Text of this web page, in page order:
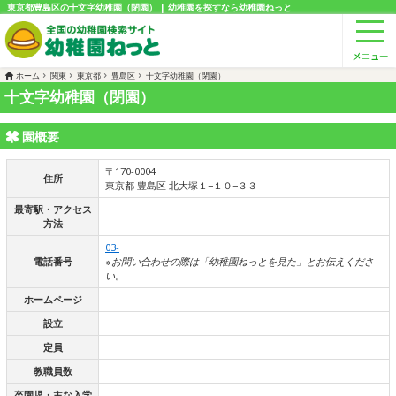
東京都豊島区の十文字幼稚園（閉園） | 幼稚園を探すなら幼稚園ねっと
ホーム 関東 東京都 豊島区 十文字幼稚園（閉園）
十文字幼稚園（閉園）
園概要
住所
〒170-0004
東京都 豊島区 北大塚１−１０−３３
最寄駅・アクセス
方法
電話番号
03-
※お問い合わせの際は「幼稚園ねっとを見た」とお伝えくださ
い。
ホームページ
設立
定員
教職員数